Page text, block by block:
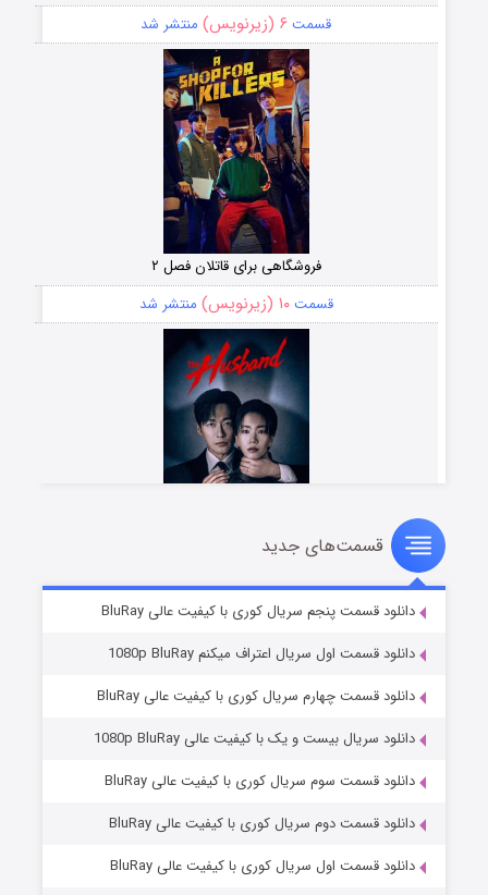
قسمت ۶ (زیرنویس) منتشر شد
فروشگاهی برای قاتلان فصل ۲
قسمت۱۰ (زیرنویس) منتشر شد
قسمت۸ (زیرنویس) منتشر شد
عملیات آپارتمان
قسمت۲ (زیرنویس) منتشر شد
قسمت‌های جدید
دانلود قسمت پنجم سریال کوری با کیفیت عالی BluRay
دانلود قسمت اول سریال اعتراف میکنم 1080p BluRay
دانلود قسمت چهارم سریال کوری با کیفیت عالی BluRay
دانلود سریال بیست و یک با کیفیت عالی 1080p BluRay
دانلود قسمت سوم سریال کوری با کیفیت عالی BluRay
دانلود قسمت دوم سریال کوری با کیفیت عالی BluRay
دانلود قسمت اول سریال کوری با کیفیت عالی BluRay